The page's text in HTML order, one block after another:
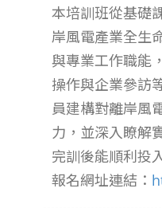
本培訓班從基礎
岸風電產業全生
與專業工作職能
操作與企業參訪
員建構對離岸風
力，並深入瞭解
完訓後能順利投
報名網址連結：